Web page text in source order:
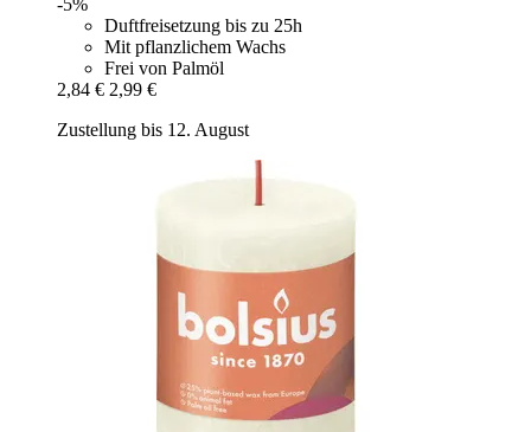
Duftfreisetzung bis zu 25h
Mit pflanzlichem Wachs
Frei von Palmöl
2,84 € 2,99 €
Zustellung bis 12. August